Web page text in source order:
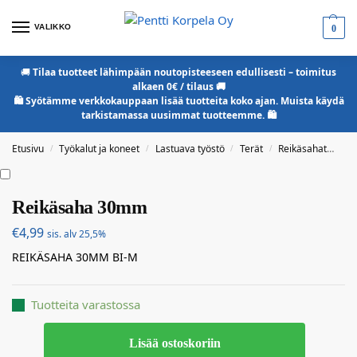
VALIKKO 0
🚚Tilaa tuotteet lähimpään noutopisteeseen edullisesti – toimitus
alkaen 0€ / tilaus 🚚
🛍️ Syötämme verkkokauppaan lisää tuotteita koko ajan. Muista käydä
tarkistamassa uusimmat tuotteemme. 🛍️
Etusivu / Työkalut ja koneet / Lastuava työstö / Terät / Reikäsahat
Reikäsaha 30mm
€4,99 sis. alv 25,5%
REIKÄSAHA 30MM BI-M
Tuotteita varastossa
Lisää ostoskoriin